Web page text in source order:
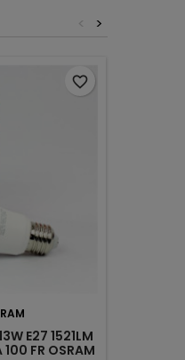
>
<
E27 1521LM
FR OSRAM
favorite_border